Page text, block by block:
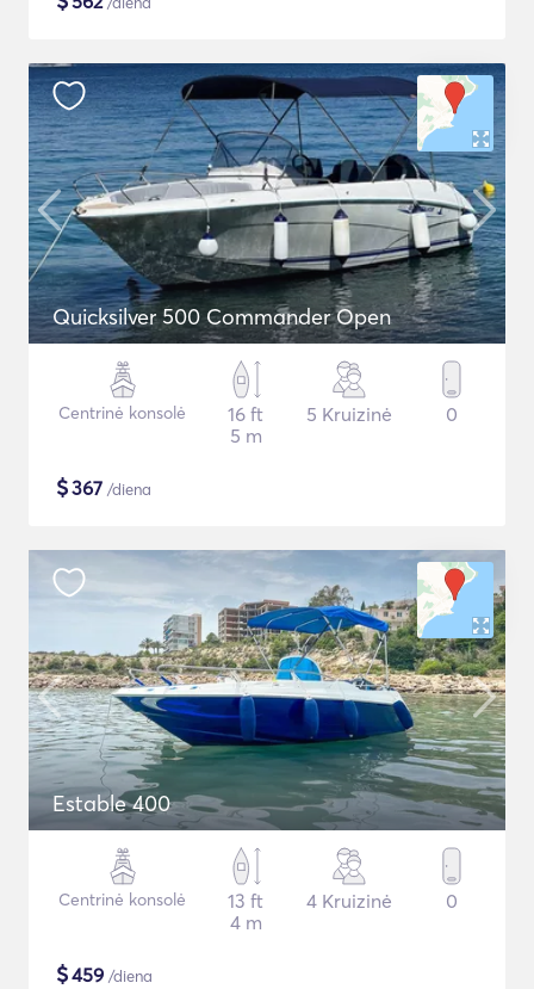
Quicksilver 500 Commander Open
Centrinė konsolė
16 ft
5 m
5 Kruizinė 0
$367 /diena
Estable 400
Centrinė konsolė
13 ft
4 m
4 Kruizinė 0
$459 /diena